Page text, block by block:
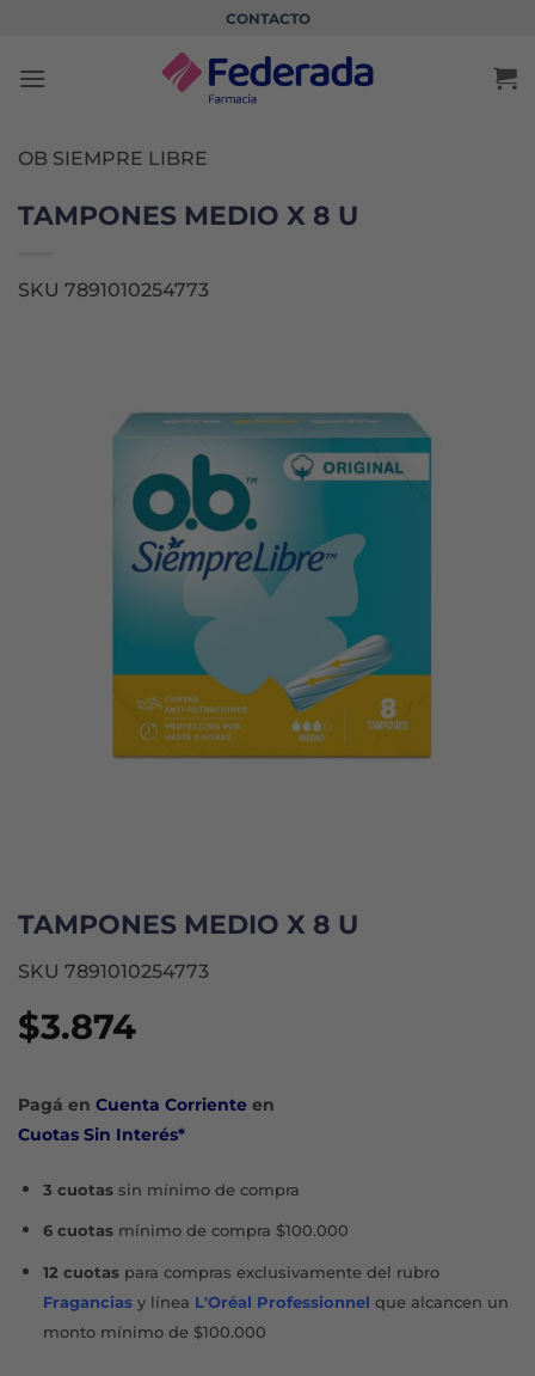
contenido
CONTACTO
OB SIEMPRE LIBRE
TAMPONES MEDIO X 8 U
SKU 7891010254773
TAMPONES MEDIO X 8 U
SKU 7891010254773
$3.874
Pagá en Cuenta Corriente en
Cuotas Sin Interés*
3 cuotassin mínimo de compra
6 cuotasmínimo de compra $100.000
12 cuotaspara compras exclusivamente del rubro
Fraganciasy línea L'Oréal Professionnel que alcancen un
monto mínimo de $100.000